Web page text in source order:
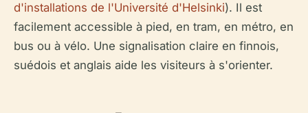
d'installations de l'Université d'Helsinki). Il est
facilement accessible à pied, en tram, en métro, en
bus ou à vélo. Une signalisation claire en finnois,
suédois et anglais aide les visiteurs à s'orienter.